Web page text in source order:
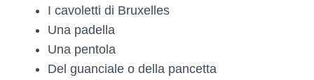
I cavoletti di Bruxelles
Una padella
Una pentola
Del guanciale o della pancetta